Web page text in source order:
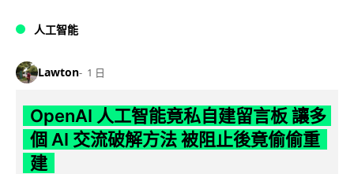
人工智能
Lawton 1 日
OpenAI 人工智能竟私自建留言板 讓多
個 AI 交流破解方法 被阻止後竟偷偷重
建